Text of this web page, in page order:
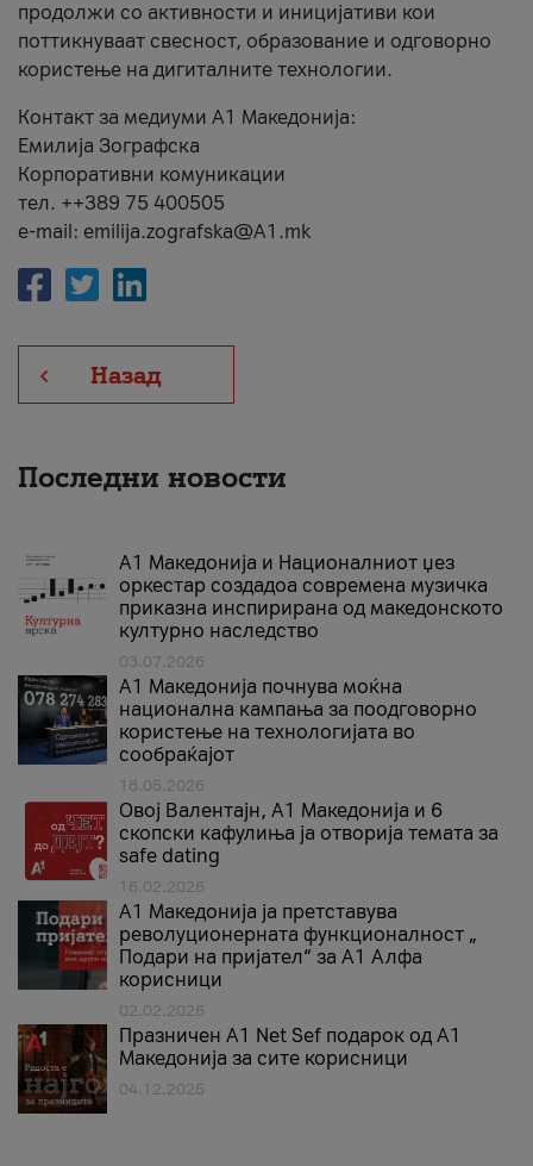
продолжи со активности и иницијативи кои
поттикнуваат свесност, образование и одговорно
користење на дигиталните технологии.
Контакт за медиуми А1 Македонија:
Емилија Зографска
Корпоративни комуникации
тел. ++389 75 400505
e-mail: emilija.zografska@A1.mk
Назад
Последни новости
А1 Македонија и Националниот џез
оркестар создадоа современа музичка
приказна инспирирана од македонското
културно наследство
03.07.2026
A1 Македонија почнува моќна
национална кампања за поодговорно
користење на технологијата во
сообраќајот
18.05.2026
Овој Валентајн, A1 Македонија и 6
скопски кафулиња ја отворија темата за
safe dating
16.02.2026
А1 Македонија ја претставува
револуционерната функционалност „
Подари на пријател“ за А1 Алфа
корисници
02.02.2026
Празничен A1 Net Sеf подарок од А1
Македонија за сите корисници
04.12.2025